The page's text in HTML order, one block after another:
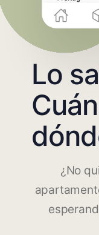
Lo
¿No